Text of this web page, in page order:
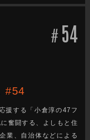
をもっと知ってほし
本の未来を次世代へと
見つかる！
# 54
#54
援する「小倉淳の47フ
奮闘する、よしもと住
業、自治体などによる